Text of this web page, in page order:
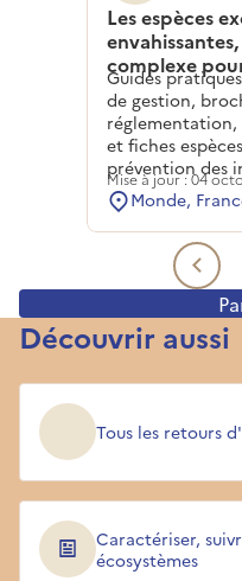
Les espèces
complexe
Guides
de gestion,
réglementation,
et fiches
prévention des
surtout la
propagation ou
Mise à jour : 04
Monde,
Découvrir aussi
Tous les retours
Caractériser,
écosystèmes